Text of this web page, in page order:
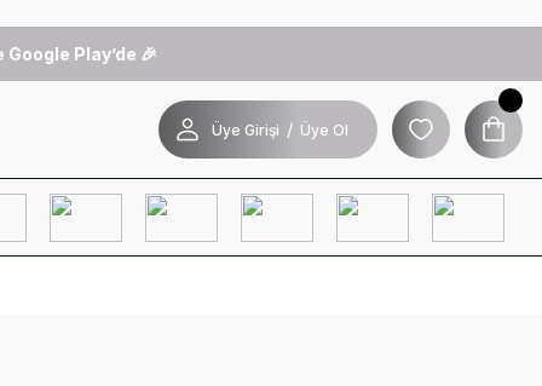
Play’de 🎉
Üye Girişi / Üye Ol